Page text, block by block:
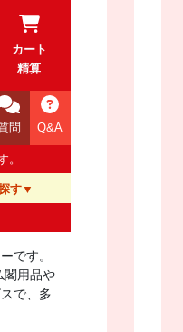
カート
精算
Q&A
問
。
す
です。
閣用品や
で、多